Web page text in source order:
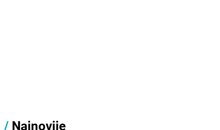
/ Najnovije